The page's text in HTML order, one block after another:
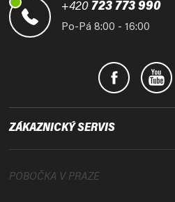
+420 723 773 990
Po-Pá 8:00 - 16:00
ZÁKAZNICKÝ SERVIS
POBOČKA V PRAZE